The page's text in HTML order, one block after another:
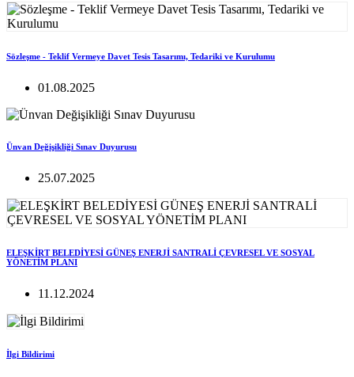
Sözleşme - Teklif Vermeye Davet Tesis Tasarımı, Tedariki ve Kurulumu
01.08.2025
Ünvan Değişikliği Sınav Duyurusu
25.07.2025
ELEŞKİRT BELEDİYESİ GÜNEŞ ENERJİ SANTRALİ ÇEVRESEL VE SOSYAL
YÖNETİM PLANI
11.12.2024
İlgi Bildirimi